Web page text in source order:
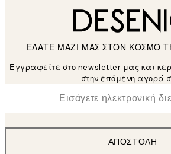
ΕΛΑΤΕ ΜΑΖΙ ΜΑΣ ΣΤΟΝ ΚΟΣΜΟ
Εγγραφείτε στο newsletter μας και
στην επόμενη αγορά
Ηλεκτρονική Διεύθυνση
ΑΠΟΣΤΟΛΉ